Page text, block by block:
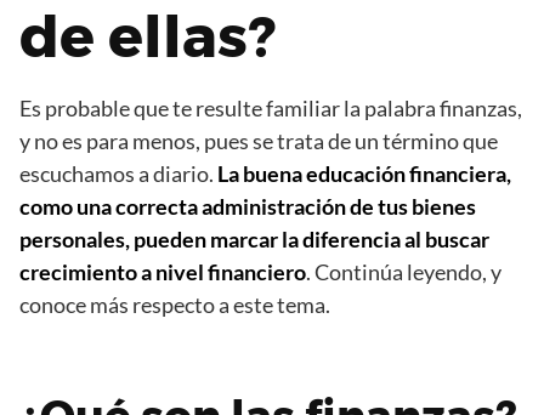
de ellas?
Es probable que te resulte familiar la palabra finanzas,
y no es para menos, pues se trata de un término que
escuchamos a diario. La buena educación financiera,
como una correcta administración de tus bienes
personales, pueden marcar la diferencia al buscar
crecimiento a nivel financiero. Continúa leyendo, y
conoce más respecto a este tema.